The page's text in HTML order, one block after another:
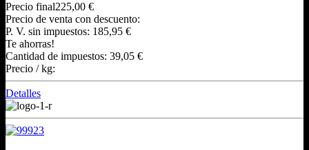
Precio final225,00 €
Precio de venta con descuento:
P. V. sin impuestos: 185,95 €
Te ahorras!
Cantidad de impuestos: 39,05 €
Precio / kg:
Detalles